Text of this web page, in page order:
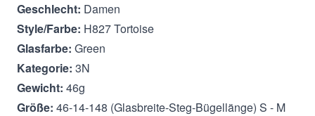
Geschlecht: Damen
Style/Farbe: H827 Tortoise
Glasfarbe: Green
Kategorie: 3N
Gewicht: 46g
Größe: 46-14-148 (Glasbreite-Steg-Bügellänge) S - M